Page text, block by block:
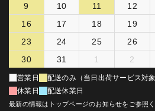
9
10 11 12
16
17 18 19
23
24 25 26
30
31 1 2
営業日
配送のみ（当日出荷サービス対象
休業日
配送休業日
最新の情報はトップページのお知らせをご参照く